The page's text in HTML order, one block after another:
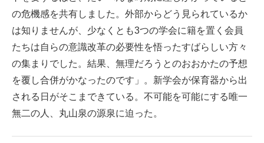
の危機感を共有しました。外部からどう見られているか
は知りませんが、少なくとも3つの学会に籍を置く会員
たちは自らの意識改革の必要性を悟ったすばらしい方々
の集まりでした。結果、無理だろうとのおおかたの予想
を覆し合併がかなったのです」。新学会が保育器から出
される日がそこまできている。不可能を可能にする唯一
無二の人、丸山泉の源泉に迫った。